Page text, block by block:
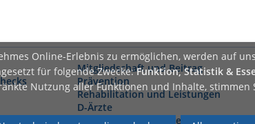
Mitgliedschaft und Beitrag
Prävention
Rehabilitation und Leistungen
D-Ärzte
Erklärung zur Barrierefreiheit
Online-Erlebnis zu ermöglichen, werden auf
für folgende Zwecke:Funktion, Statistik &
Nutzung aller Funktionen und Inhalte, stimmen